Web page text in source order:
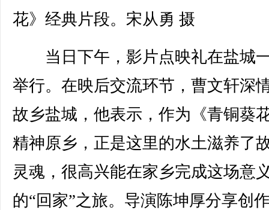
花》经典片段。宋从勇 摄
当日下午，影片点映礼在盐城
举行。在映后交流环节，曹文轩深
故乡盐城，他表示，作为《青铜葵
精神原乡，正是这里的水土滋养了
灵魂，很高兴能在家乡完成这场意
的“回家”之旅。导演陈坤厚分享创